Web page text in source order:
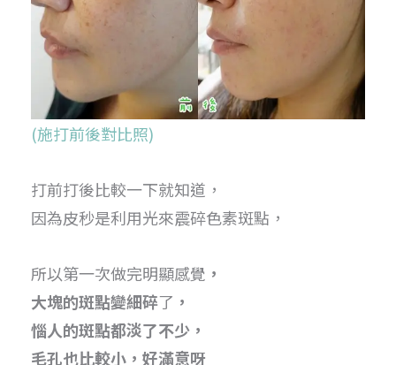
(施打前後對比照)
打前打後比較一下就知道，
因為皮秒是利用光來震碎色素斑點，
所以第一次做完明顯感覺 ，
大塊的斑點變細碎了 ，
惱人的斑點都淡了不少，
毛孔也比較小，好滿意呀